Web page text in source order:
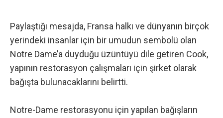
Paylaştığı mesajda, Fransa halkı ve dünyanın birçok
yerindeki insanlar için bir umudun sembolü olan
Notre Dame’a duyduğu üzüntüyü dile getiren Cook,
yapının restorasyon çalışmaları için şirket olarak
bağışta bulunacaklarını belirtti.
Notre-Dame restorasyonu için yapılan bağışların